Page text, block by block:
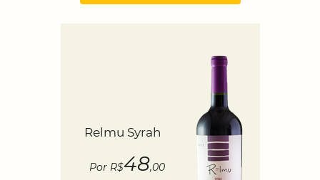
Relmu Syrah
Por R$48,00